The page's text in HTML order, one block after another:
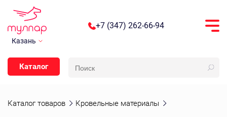
Казань
+7 (347) 262-66-94
Каталог
Каталог товаров Кровельные материалы